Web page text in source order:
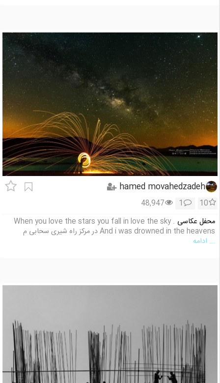
hamed movahedzadeh
10
1
48,947
محفل عکاسی When you love the stars you fall in love the sky .
And i was drowned in the heavens در مرکز راه شیری سحابی م
... ادامه